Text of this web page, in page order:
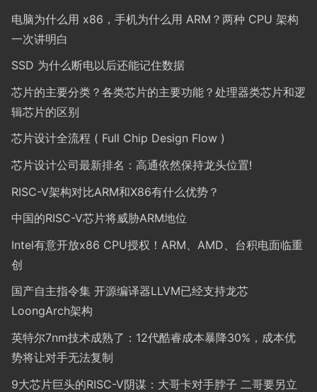
电脑为什么用 x86，手机为什么用 ARM？两种 CPU 架构
一次讲明白
SSD 为什么断电以后还能记住数据
芯片的主要分类？各类芯片的主要功能？处理器类芯片和逻
辑芯片的区别
芯片设计全流程 ( Full Chip Design Flow )
芯片设计公司最新排名：高通依然保持龙头位置!
RISC-V架构对比ARM和X86有什么优势？
中国的RISC-V芯片将威胁ARM地位
Intel有意开放x86 CPU授权！ARM、AMD、台积电面临重
创
国产自主指令集 开源编译器LLVM已经支持龙芯
LoongArch架构
英特尔7nm技术成熟了：12代酷睿成本暴降30%，成本优
势将让对手无法复制
9大芯片巨头的RISC-V阴谋：大哥卡对手脖子 二哥要另立